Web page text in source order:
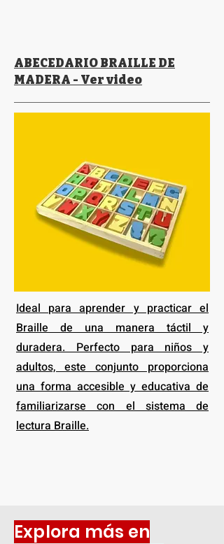
ABECEDARIO BRAILLE DE
MADERA - Ver video
Ideal para aprender y practicar el
Braille de una manera táctil y
duradera. Perfecto para niños y
adultos, este conjunto proporciona
una forma accesible y educativa de
familiarizarse con el sistema de
lectura Braille.
Explora más en